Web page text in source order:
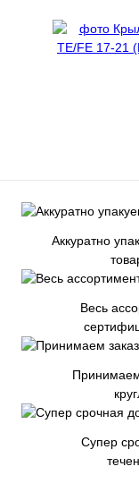
Аккуратно
Весь
Супер